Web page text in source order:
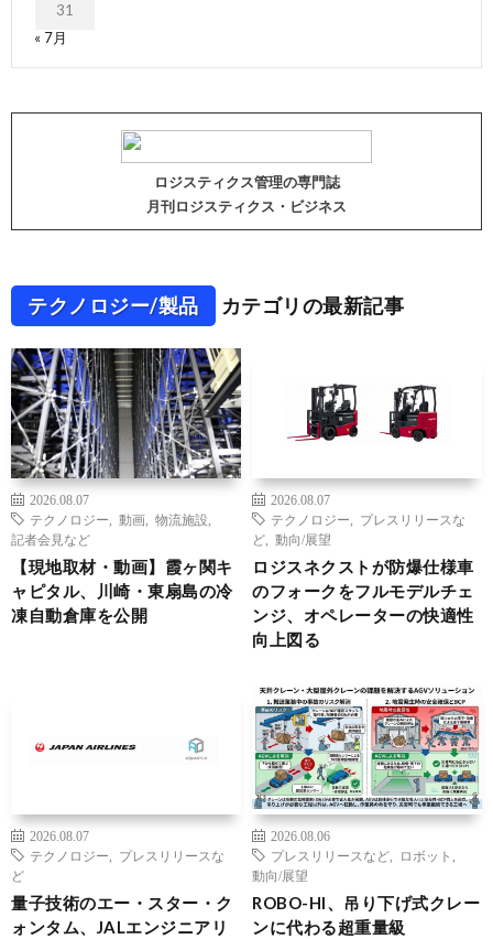
31
« 7月
ロジスティクス管理の専門誌
月刊ロジスティクス・ビジネス
テクノロジー/製品 カテゴリの最新記事
2026.08.07
テクノロジー
動画 物流施設
記者会見など
【現地取材・動画】霞ヶ関キ
ャピタル、川崎・東扇島の冷
凍自動倉庫を公開
2026.08.07
テクノロジー
プレスリリースな
ど
動向/展望
ロジスネクストが防爆仕様車
のフォークをフルモデルチェ
ンジ、オペレーターの快適性
向上図る
2026.08.07
テクノロジー
プレスリリースな
ど
量子技術のエー・スター・ク
ォンタム、JALエンジニアリ
2026.08.06
プレスリリースなど
ロボット
動向/展望
ROBO-HI、吊り下げ式クレー
ンに代わる超重量級